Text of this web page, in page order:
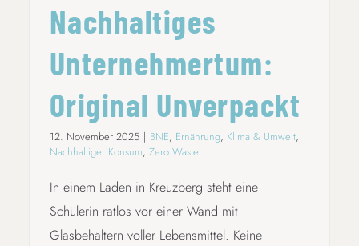
Nachhaltiges
Unternehmertum:
Original Unverpackt
12. November 2025 | BNE, Ernährung, Klima & Umwelt,
Nachhaltiger Konsum, Zero Waste
In einem Laden in Kreuzberg steht eine
Schülerin ratlos vor einer Wand mit
Glasbehältern voller Lebensmittel. Keine